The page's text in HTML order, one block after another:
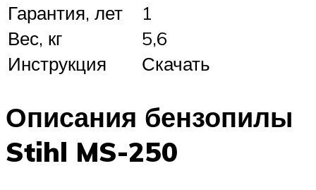
Гарантия, лет
1
Вес, кг
5,6
Инструкция
Скачать
Описания бензопилы
Stihl MS-250